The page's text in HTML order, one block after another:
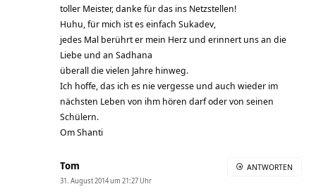
toller Meister, danke für das ins Netzstellen!
Huhu, für mich ist es einfach Sukadev,
jedes Mal berührt er mein Herz und erinnert uns an die
Liebe und an Sadhana
überall die vielen Jahre hinweg.
Ich hoffe, das ich es nie vergesse und auch wieder im
nächsten Leben von ihm hören darf oder von seinen
Schülern.
Om Shanti
Tom
31. August 2014 um 21:27 Uhr
ANTWORTEN